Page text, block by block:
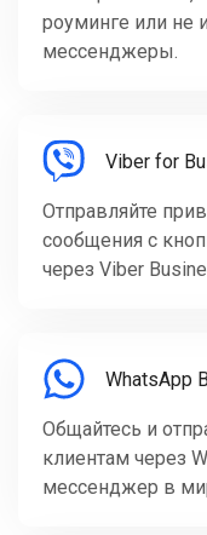
роуминге или не
мессенджеры.
Viber for
Отправляйте
сообщения с
через Viber
WhatsApp
Общайтесь и
клиентам через
мессенджер в